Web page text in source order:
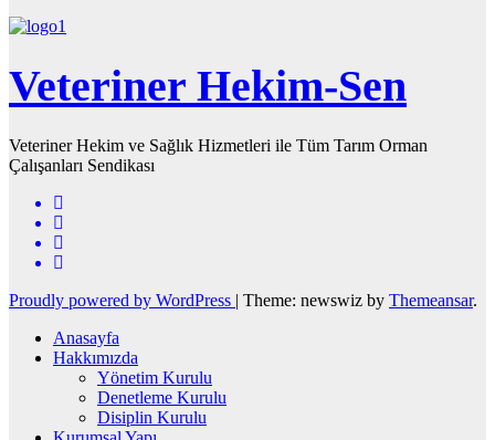
Veteriner Hekim-Sen
Veteriner Hekim ve Sağlık Hizmetleri ile Tüm Tarım Orman
Çalışanları Sendikası
Proudly powered by WordPress | Theme: newswiz by Themeansar.
Anasayfa
Hakkımızda
Yönetim Kurulu
Denetleme Kurulu
Disiplin Kurulu